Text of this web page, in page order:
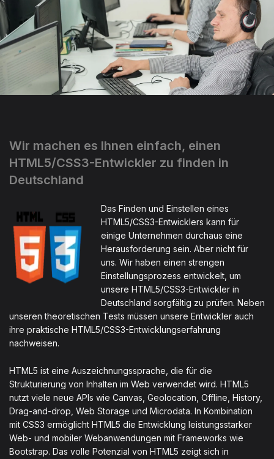
Wir machen es Ihnen einfach, einen
HTML5/CSS3-Entwickler zu finden in
Deutschland
Das Finden und Einstellen eines
HTML5/CSS3-Entwicklers kann für
einige Unternehmen durchaus eine
Herausforderung sein. Aber nicht für
uns. Wir haben einen strengen
Einstellungsprozess entwickelt, um
unsere HTML5/CSS3-Entwickler in
Deutschland sorgfältig zu prüfen. Neben
unseren theoretischen Tests müssen unsere Entwickler auch
ihre praktische HTML5/CSS3-Entwicklungserfahrung
nachweisen.
HTML5 ist eine Auszeichnungssprache, die für die
Strukturierung von Inhalten im Web verwendet wird. HTML5
nutzt viele neue APIs wie Canvas, Geolocation, Offline, History,
Drag-and-drop, Web Storage und Microdata. In Kombination
mit CSS3 ermöglicht HTML5 die Entwicklung leistungsstarker
Web- und mobiler Webanwendungen mit Frameworks wie
Bootstrap. Das volle Potenzial von HTML5 zeigt sich in